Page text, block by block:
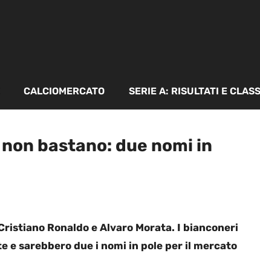
CALCIOMERCATO SERIE A: RISULTATI E
bastano: due nomi in
Ronaldo e Alvaro Morata. I bianconeri
sarebbero due i nomi in pole per il mercato